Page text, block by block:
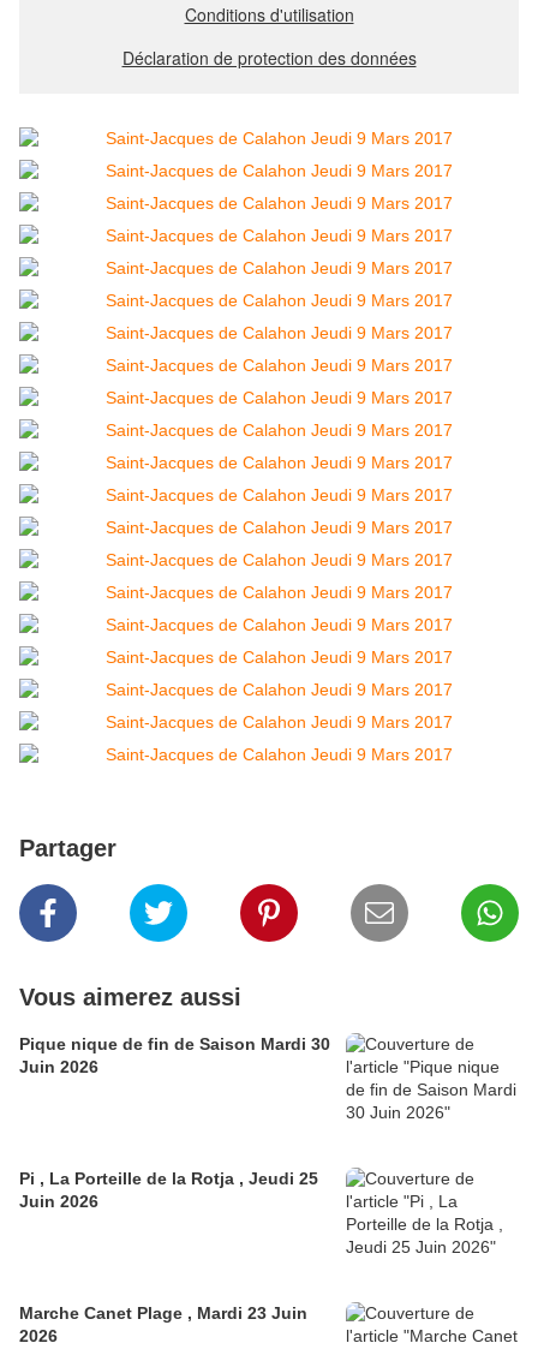
Partager
Vous aimerez aussi
Pique nique de fin de Saison Mardi 30
Juin 2026
Pi , La Porteille de la Rotja , Jeudi 25
Juin 2026
Marche Canet Plage , Mardi 23 Juin
2026